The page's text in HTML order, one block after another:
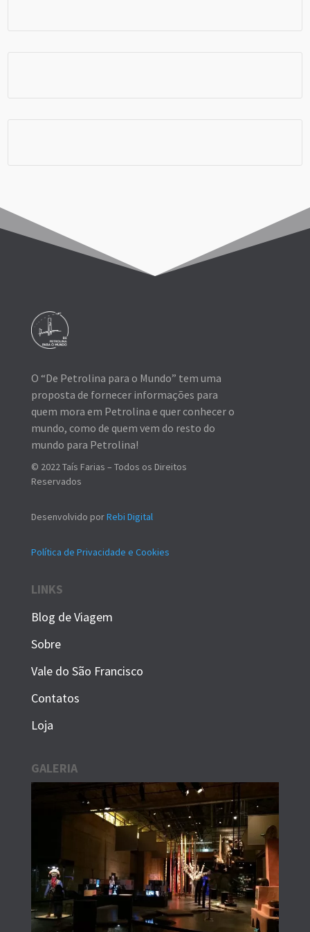
O “De Petrolina para o Mundo” tem uma
proposta de fornecer informações para
quem mora em Petrolina e quer conhecer o
mundo, como de quem vem do resto do
mundo para Petrolina!
© 2022 Taís Farias – Todos os Direitos
Reservados
Desenvolvido porRebi Digital
Política de Privacidade e Cookies
LINKS
Blog de Viagem
Sobre
Vale do São Francisco
Contatos
Loja
GALERIA